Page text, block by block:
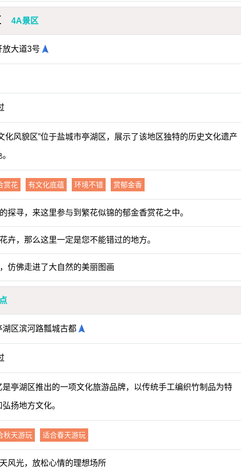
4A景区
放大道3号
化风貌区”位于盐城市亭湖区，展示了该地区独特的历史文化遗产
赏花 有文化底蕴 环境不错 赏郁金香
探寻，来这里参与到繁花似锦的郁金香赏花之中。
卉，那么这里一定是您不能错过的地方。
仿佛走进了大自然的美丽图画
湖区滨河路瓢城古都
是亭湖区推出的一项文化旅游品牌，以传统手工编织竹制品为特
扬地方文化。
秋天游玩 适合春天游玩
风光，放松心情的理想场所